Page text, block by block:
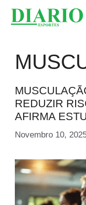
REDUZIR
AFIRMA
Novembro 10,